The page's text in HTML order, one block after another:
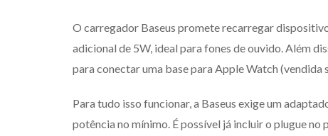
O carregador Baseus promete recarregar
adicional de 5W, ideal para fones de ouvido. Além
para conectar uma base para Apple Watch (vendida
Para tudo isso funcionar, a Baseus exige um
potência no mínimo. É possível já incluir o plugue